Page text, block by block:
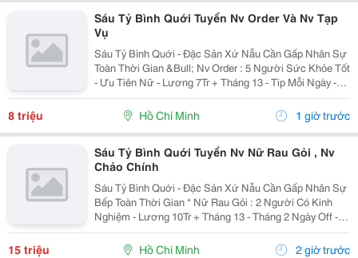
Sáu Tỷ Bình Quới Tuyển Nv Order Và Nv Tạp
Vụ
Sáu Tỷ Bình Quới - Đặc Sản Xứ Nẫu Cần Gấp Nhân Sự
Toàn Thời Gian &Bull; Nv Order : 5 Người Sức Khỏe Tốt
- Ưu Tiên Nữ - Lương 7Tr + Tháng 13 - Tip Mỗi Ngày -
Có Ca Suốt Hoặc Ca Gãy - Tháng 2 Ngày Off - Lễ X 2 -
Được Nghỉ Tết Nđ ...
8 triệu Hồ Chí Minh 1 giờ trước
Sáu Tỷ Bình Quới Tuyển Nv Nữ Rau Gỏi , Nv
Chảo Chính
Sáu Tỷ Bình Quới - Đặc Sản Xứ Nẫu Cần Gấp Nhân Sự
Bếp Toàn Thời Gian * Nữ Rau Gỏi : 2 Người Có Kinh
Nghiệm - Lương 10Tr + Tháng 13 - Tháng 2 Ngày Off -
Lễ X 2 - Được Nghỉ Tết Nđ * Chảo Chính : 2 Người Có
Kinh Nghiệm + Sức Khỏe Tốt...
15 triệu Hồ Chí Minh 2 giờ trước